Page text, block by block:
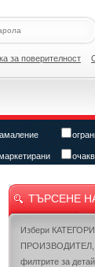
за поверителност
ТЪРСЕНЕ
Избери
ПРОИЗВОДИТЕЛ,
филтрите за